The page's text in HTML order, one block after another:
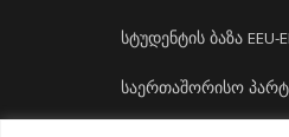
სტუდენტის ბაზა EEU-
საერთაშორისო